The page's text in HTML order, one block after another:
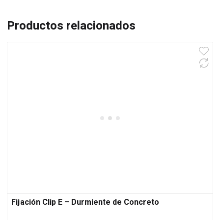
Productos relacionados
Fijación Clip E – Durmiente de Concreto